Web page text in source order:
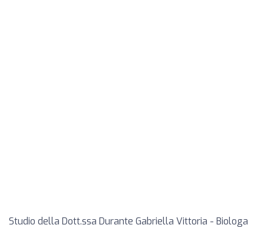
Studio della Dott.ssa Durante Gabriella Vittoria - Biologa